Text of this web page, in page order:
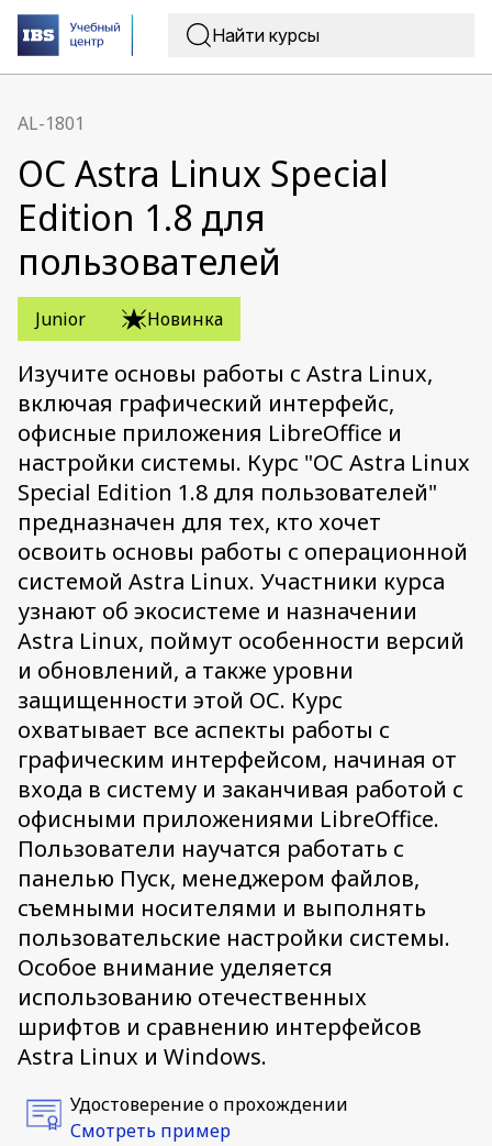
AL-1801
ОС Astra Linux Special
Edition 1.8 для
пользователей
Junior Новинка
Изучите основы работы с Astra Linux,
включая графический интерфейс,
офисные приложения LibreOffice и
настройки системы. Курс "ОС Astra Linux
Special Edition 1.8 для пользователей"
предназначен для тех, кто хочет
освоить основы работы с операционной
системой Astra Linux. Участники курса
узнают об экосистеме и назначении
Astra Linux, поймут особенности версий
и обновлений, а также уровни
защищенности этой ОС. Курс
охватывает все аспекты работы с
графическим интерфейсом, начиная от
входа в систему и заканчивая работой с
офисными приложениями LibreOffice.
Пользователи научатся работать с
панелью Пуск, менеджером файлов,
съемными носителями и выполнять
пользовательские настройки системы.
Особое внимание уделяется
использованию отечественных
шрифтов и сравнению интерфейсов
Astra Linux и Windows.
Удостоверение о прохождении
Смотреть пример